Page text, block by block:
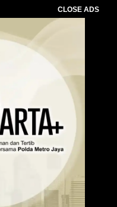
CLOSE ADS